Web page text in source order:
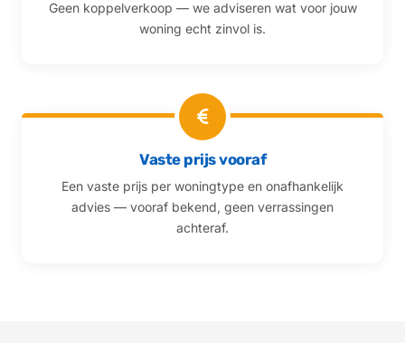
Geen koppelverkoop — we adviseren wat voor jouw
woning echt zinvol is.
Vaste prijs vooraf
Een vaste prijs per woningtype en onafhankelijk
advies — vooraf bekend, geen verrassingen
achteraf.